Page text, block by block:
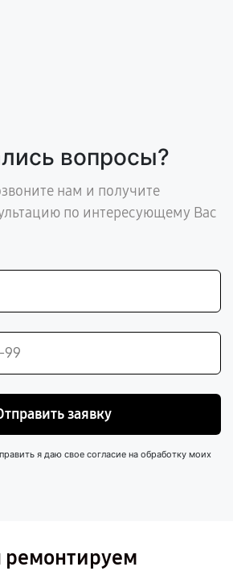
вопросы?
нам и получите
по интересующему Вас
заявку
я даю свое согласие на обработку моих